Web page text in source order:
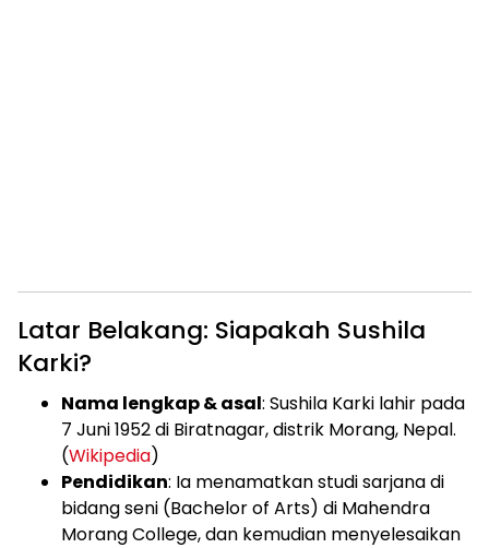
Latar Belakang: Siapakah Sushila
Karki?
Nama lengkap & asal: Sushila Karki lahir pada
7 Juni 1952 di Biratnagar, distrik Morang, Nepal.
(Wikipedia)
Pendidikan: Ia menamatkan studi sarjana di
bidang seni (Bachelor of Arts) di Mahendra
Morang College, dan kemudian menyelesaikan